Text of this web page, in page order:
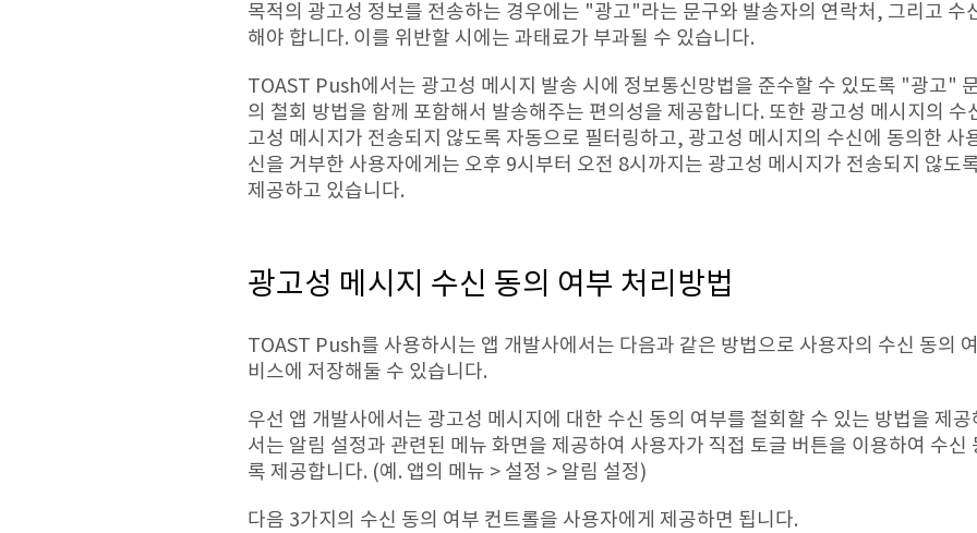
목적의 광고성 정보를 전송하는 경우에는 "광고"라는 문구와 발송자의 연락처, 그리고 수
해야 합니다. 이를 위반할 시에는 과태료가 부과될 수 있습니다.
TOAST Push에서는 광고성 메시지 발송 시에 정보통신망법을 준수할 수 있도록 "광고"
의 철회 방법을 함께 포함해서 발송해주는 편의성을 제공합니다. 또한 광고성 메시지의 수
고성 메시지가 전송되지 않도록 자동으로 필터링하고, 광고성 메시지의 수신에 동의한 사
신을 거부한 사용자에게는 오후 9시부터 오전 8시까지는 광고성 메시지가 전송되지 않도
제공하고 있습니다.
광고성 메시지 수신 동의 여부 처리방법
TOAST Push를 사용하시는 앱 개발사에서는 다음과 같은 방법으로 사용자의 수신 동의
비스에 저장해둘 수 있습니다.
우선 앱 개발사에서는 광고성 메시지에 대한 수신 동의 여부를 철회할 수 있는 방법을 제공
서는 알림 설정과 관련된 메뉴 화면을 제공하여 사용자가 직접 토글 버튼을 이용하여 수신
록 제공합니다. (예. 앱의 메뉴 > 설정 > 알림 설정)
다음 3가지의 수신 동의 여부 컨트롤을 사용자에게 제공하면 됩니다.